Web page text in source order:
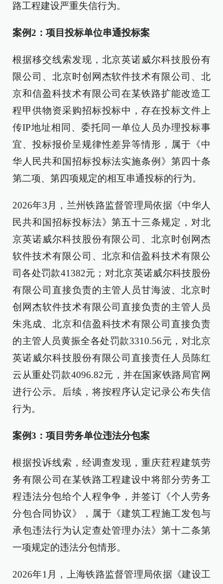
路工程建设严重失信行为。
案例2：项目投标单位串通投标案
根据移交线索发现，北京英诺威尔科技股份有
限公司、北京时创网杰软件技术有限公司、北
京和信盈科技术有限公司在某铁路扩能改造工
程甲供物资采购招标投标中，存在投标文件上
传IP地址相同、委托同一单位人员办理投标事
宜、投标报价呈规律性差异等情形，属于《中
华人民共和国招标投标法实施条例》第四十条
第二项、第四项规定的相互串通投标的行为。
2026年3月，兰州铁路监督管理局依据《中华人
民共和国招标投标法》第五十三条规定，对北
京英诺威尔科技股份有限公司、北京时创网杰
软件技术有限公司、北京和信盈科技术有限公
司各处罚款41382元；对北京英诺威尔科技股份
有限公司直接负责的主管人员甘海波、北京时
创网杰软件技术有限公司直接负责的主管人员
朱兆成、北京和信盈科技术有限公司直接负责
的主管人员黄振全各处罚款3310.56元，对北京
英诺威尔科技股份有限公司直接责任人员陈红
云从重处罚款4096.82元，并在国家铁路局官网
进行公示。后续，将按程序认定记录公布失信
行为。
案例3：项目劳务单位违法分包案
根据投诉线索，经调查发现，重庆荭程建筑劳
务有限公司在某铁路工程建设中将部分劳务工
程违法分包给个人程争争，并签订《个人劳务
分包合同协议》，属于《建筑工程施工发包与
承包违法行为认定查处管理办法》第十二条第
一项规定的违法分包情形。
2026年1月，上海铁路监督管理局依据《建设工